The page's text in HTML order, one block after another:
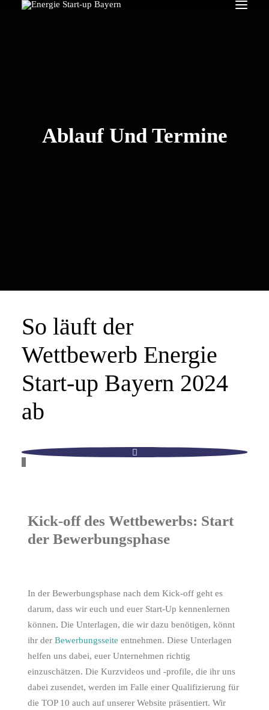
Ablauf Und Termine
So läuft der
Wettbewerb Energie
Start-up Bayern 2024
ab
Kick-off des Wettbewerbs: Start
der Bewerbungsphase
In der Bewerbungsphase nach dem Kick-off geht es
darum, dass wir euch und euer Start-Up kennenlernen
können. Die Unterlagen, die wir dazu benötigen, könnt
ihr der Bewerbungsseite entnehmen. Diese Unterlagen
helfen uns dabei, euer Unternehmen richtig
einzuschätzen. Die Kurzvideos und -profile, die ihr uns
dabei zusendet, werden im Falle einer Qualifizierung für
die TOP 10 auch auf unserer Website präsentiert. Wir